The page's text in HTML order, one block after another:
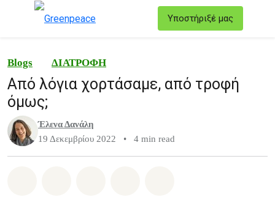
Υποστήριξέ μας
Blogs ΔΙΑΤΡΟΦΗ
Από λόγια χορτάσαμε, από τροφή
όμως;
Έλενα Δανάλη
19 Δεκεμβρίου 2022
• 4 min read